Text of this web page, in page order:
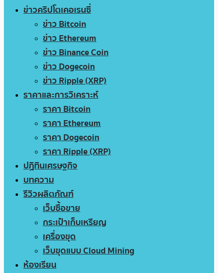
ข่าวคริปโตเคอเรนซี่
ข่าว Bitcoin
ข่าว Ethereum
ข่าว Binance Coin
ข่าว Dogecoin
ข่าว Ripple (XRP)
ราคาและการวิเคราะห์
ราคา Bitcoin
ราคา Ethereum
ราคา Dogecoin
ราคา Ripple (XRP)
ปฏิทินเศรษฐกิจ
บทความ
รีวิวผลิตภัณฑ์
เว็บซื้อขาย
กระเป๋าเก็บเหรียญ
เครื่องขุด
เว็บขุดแบบ Cloud Mining
ห้องเรียน